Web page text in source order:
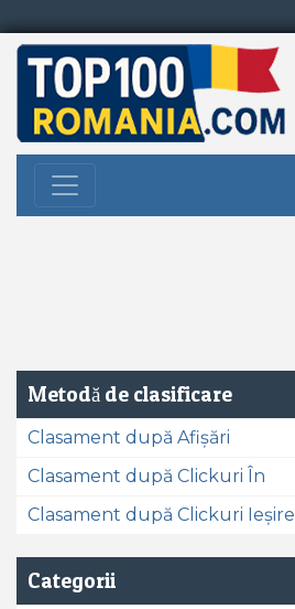
Metodă de clasificare
Clasament după Afișări
Clasament după Clickuri În
Clasament după Clickuri Ieșire
Categorii